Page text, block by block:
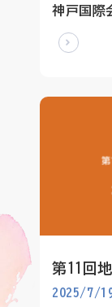
役員名
役員挨
アカ
病院見
アー
お問い
関連
総合
神戸国際
第11回
2025/7/